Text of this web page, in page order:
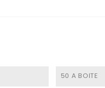
50 A BOITE